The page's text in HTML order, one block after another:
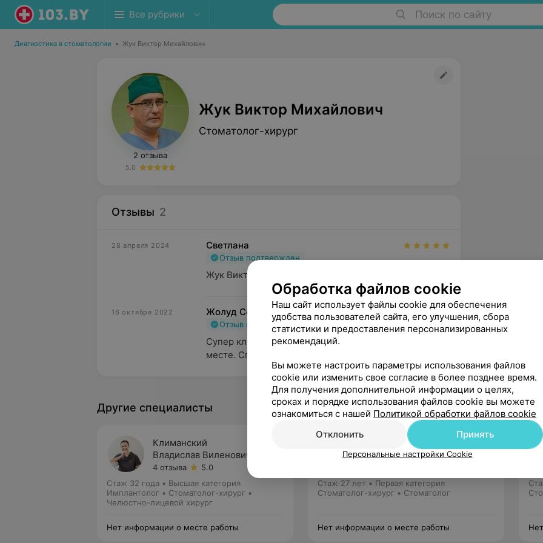
Все рубрики Поиск по сайту
Диагностика в стоматологии • Жук Виктор Михайлович
2 отзыва
5.0
Жук Виктор Михайлович
Стоматолог-хирург
Отзывы 2
28 апреля 2024 Светлана
Отзыв подтвержден
Жук Виктор Михайлович! Лучший хирург в городе.!!!
16 октября 2022 Жолуд Сергей
Отзыв подтвержден
Супер классный Хирург. Реально человек на своем
месте. Спасибо Вам Виктор Михайлович.
Другие специалисты
Климанский
Владислав Виленович
4 отзыва
5.0
Стаж 32 года • Высшая категория
Имплантолог • Стоматолог-хирург •
Челюстно-лицевой хирург
Нет информации о месте работы
Бондаровец
Александр Александрович
Стаж 27 лет • Первая категория
Стоматолог-хирург • Стоматолог
Нет информации о месте работы
Обработка файлов cookie
Наш сайт использует файлы cookie для обеспечения
удобства пользователей сайта, его улучшения, сбора
статистики и предоставления персонализированных
рекомендаций.
Вы можете настроить параметры использования файлов
cookie или изменить свое согласие в более позднее время.
Для получения дополнительной информации о целях,
сроках и порядке использования файлов cookie вы можете
ознакомиться с нашей Политикой обработки файлов cookie
Отклонить
Принять
Персональные настройки Cookie